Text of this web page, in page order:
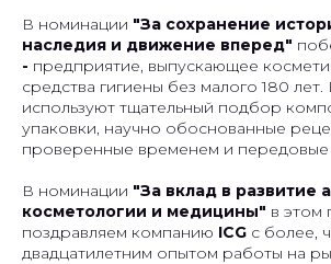
В номинации "За сохранение
наследия и движение вперед"
- предприятие, выпускающее
средства гигиены без малого 180
используют тщательный подбор
упаковки, научно обоснованные
проверенные временем и передовые
В номинации "За вклад в развитие
косметологии и медицины" в этом
поздравляем компанию ICG с более,
двадцатилетним опытом работы на